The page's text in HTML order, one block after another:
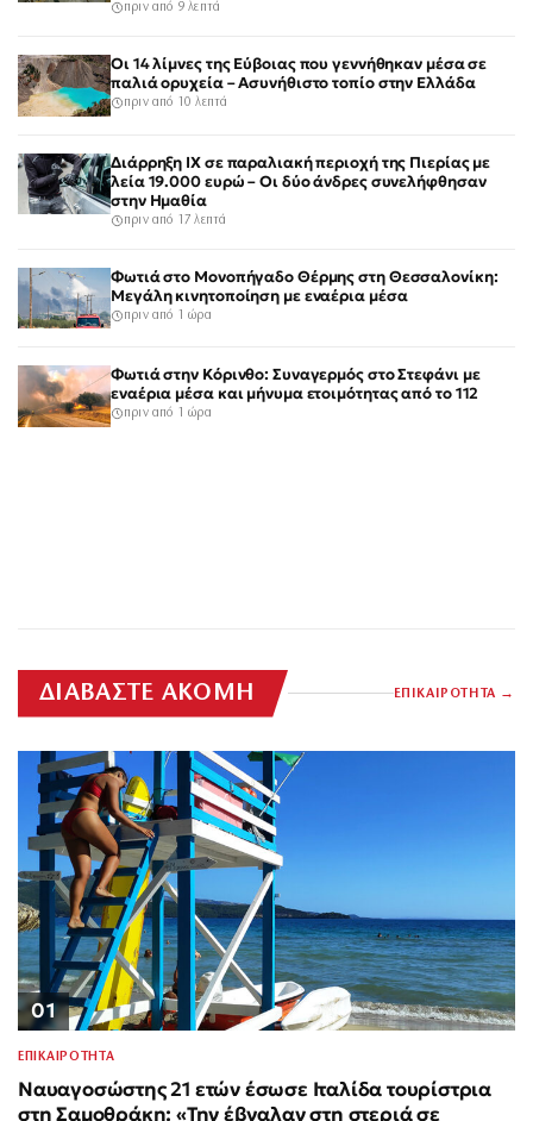
πριν από 9 λεπτά
Οι 14 λίμνες της Εύβοιας που γεννήθηκαν μέσα σε
παλιά ορυχεία – Ασυνήθιστο τοπίο στην Ελλάδα
πριν από 10 λεπτά
Διάρρηξη ΙΧ σε παραλιακή περιοχή της Πιερίας με
λεία 19.000 ευρώ – Οι δύο άνδρες συνελήφθησαν
στην Ημαθία
πριν από 17 λεπτά
Φωτιά στο Μονοπήγαδο Θέρμης στη Θεσσαλονίκη:
Μεγάλη κινητοποίηση με εναέρια μέσα
πριν από 1 ώρα
Φωτιά στην Κόρινθο: Συναγερμός στο Στεφάνι με
εναέρια μέσα και μήνυμα ετοιμότητας από το 112
πριν από 1 ώρα
ΔΙΑΒΑΣΤΕ ΑΚΟΜΗ ΕΠΙΚΑΙΡΟΤΗΤΑ
01
ΕΠΙΚΑΙΡΟΤΗΤΑ
Ναυαγοσώστης 21 ετών έσωσε Ιταλίδα τουρίστρια
στη Σαμοθράκη: «Την έβγαλαν στη στεριά σε